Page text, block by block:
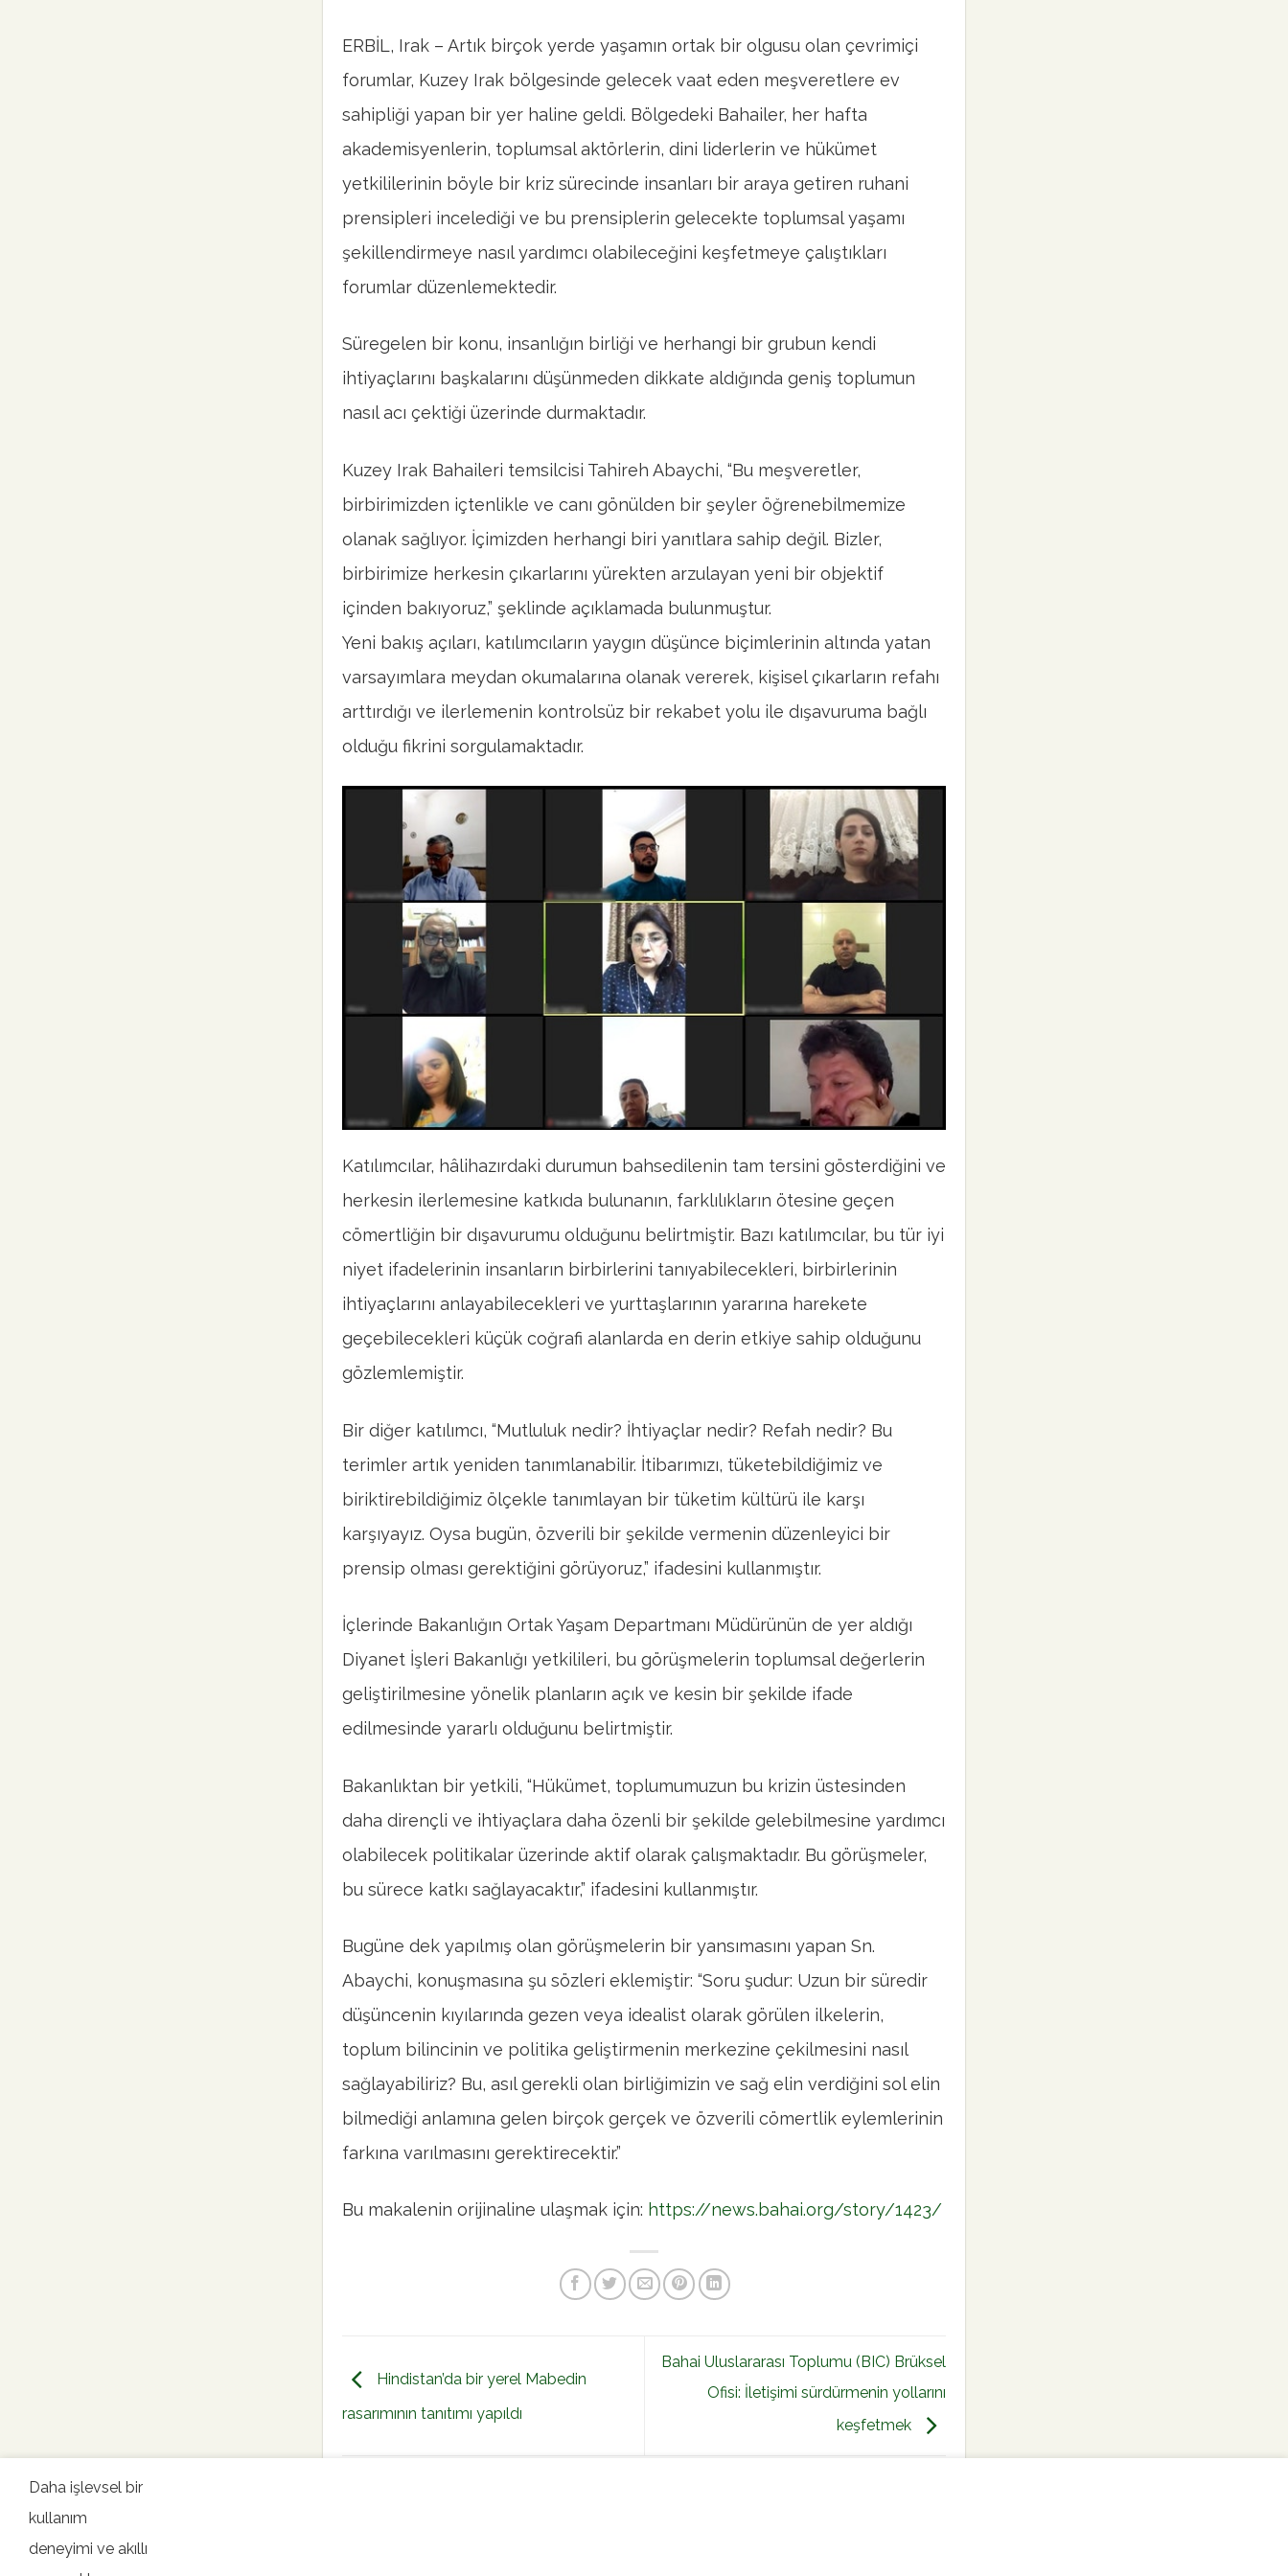
ERBİL, Irak – Artık birçok yerde yaşamın ortak bir olgusu olan çevrimiçi
forumlar, Kuzey Irak bölgesinde gelecek vaat eden meşveretlere ev
sahipliği yapan bir yer haline geldi. Bölgedeki Bahailer, her hafta
akademisyenlerin, toplumsal aktörlerin, dini liderlerin ve hükümet
yetkililerinin böyle bir kriz sürecinde insanları bir araya getiren ruhani
prensipleri incelediği ve bu prensiplerin gelecekte toplumsal yaşamı
şekillendirmeye nasıl yardımcı olabileceğini keşfetmeye çalıştıkları
forumlar düzenlemektedir.
Süregelen bir konu, insanlığın birliği ve herhangi bir grubun kendi
ihtiyaçlarını başkalarını düşünmeden dikkate aldığında geniş toplumun
nasıl acı çektiği üzerinde durmaktadır.
Kuzey Irak Bahaileri temsilcisi Tahireh Abaychi, “Bu meşveretler,
birbirimizden içtenlikle ve canı gönülden bir şeyler öğrenebilmemize
olanak sağlıyor. İçimizden herhangi biri yanıtlara sahip değil. Bizler,
birbirimize herkesin çıkarlarını yürekten arzulayan yeni bir objektif
içinden bakıyoruz,” şeklinde açıklamada bulunmuştur.
Yeni bakış açıları, katılımcıların yaygın düşünce biçimlerinin altında yatan
varsayımlara meydan okumalarına olanak vererek, kişisel çıkarların refahı
arttırdığı ve ilerlemenin kontrolsüz bir rekabet yolu ile dışavuruma bağlı
olduğu fikrini sorgulamaktadır.
Katılımcılar, hâlihazırdaki durumun bahsedilenin tam tersini gösterdiğini ve
herkesin ilerlemesine katkıda bulunanın, farklılıkların ötesine geçen
cömertliğin bir dışavurumu olduğunu belirtmiştir. Bazı katılımcılar, bu tür iyi
niyet ifadelerinin insanların birbirlerini tanıyabilecekleri, birbirlerinin
ihtiyaçlarını anlayabilecekleri ve yurttaşlarının yararına harekete
geçebilecekleri küçük coğrafi alanlarda en derin etkiye sahip olduğunu
gözlemlemiştir.
Bir diğer katılımcı, “Mutluluk nedir? İhtiyaçlar nedir? Refah nedir? Bu
terimler artık yeniden tanımlanabilir. İtibarımızı, tüketebildiğimiz ve
biriktirebildiğimiz ölçekle tanımlayan bir tüketim kültürü ile karşı
karşıyayız. Oysa bugün, özverili bir şekilde vermenin düzenleyici bir
prensip olması gerektiğini görüyoruz,” ifadesini kullanmıştır.
İçlerinde Bakanlığın Ortak Yaşam Departmanı Müdürünün de yer aldığı
Diyanet İşleri Bakanlığı yetkilileri, bu görüşmelerin toplumsal değerlerin
geliştirilmesine yönelik planların açık ve kesin bir şekilde ifade
edilmesinde yararlı olduğunu belirtmiştir.
Bakanlıktan bir yetkili, “Hükümet, toplumumuzun bu krizin üstesinden
daha dirençli ve ihtiyaçlara daha özenli bir şekilde gelebilmesine yardımcı
olabilecek politikalar üzerinde aktif olarak çalışmaktadır. Bu görüşmeler,
bu sürece katkı sağlayacaktır,” ifadesini kullanmıştır.
Bugüne dek yapılmış olan görüşmelerin bir yansımasını yapan Sn.
Abaychi, konuşmasına şu sözleri eklemiştir: “Soru şudur: Uzun bir süredir
düşüncenin kıyılarında gezen veya idealist olarak görülen ilkelerin,
toplum bilincinin ve politika geliştirmenin merkezine çekilmesini nasıl
sağlayabiliriz? Bu, asıl gerekli olan birliğimizin ve sağ elin verdiğini sol elin
bilmediği anlamına gelen birçok gerçek ve özverili cömertlik eylemlerinin
farkına varılmasını gerektirecektir.”
Bu makalenin orijinaline ulaşmak için: https://news.bahai.org/story/1423/
Hindistan’da bir yerel Mabedin
rasarımının tanıtımı yapıldı
Bahai Uluslararası Toplumu (BIC) Brüksel
Ofisi: İletişimi sürdürmenin yollarını
keşfetmek
Daha işlevsel bir
kullanım
deneyimi ve akıllı